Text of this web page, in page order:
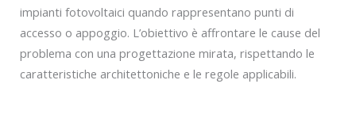
impianti fotovoltaici quando rappresentano punti di
accesso o appoggio. L’obiettivo è affrontare le cause del
problema con una progettazione mirata, rispettando le
caratteristiche architettoniche e le regole applicabili.